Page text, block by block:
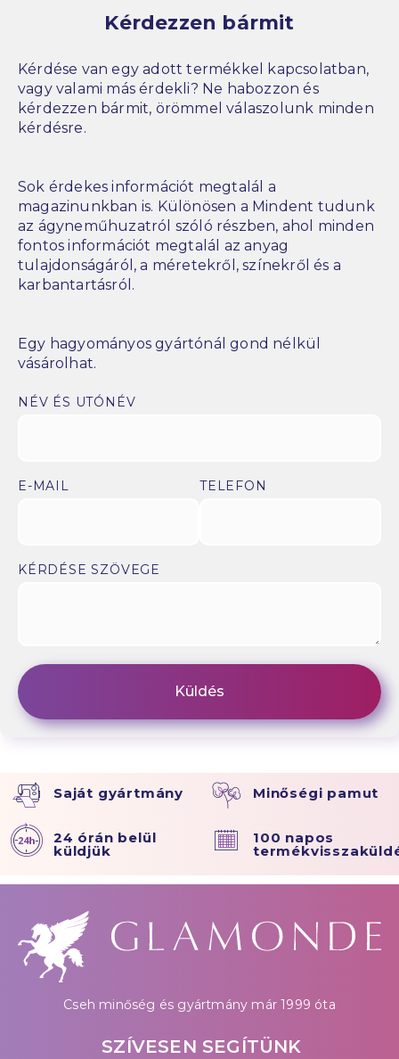
Kérdezzen bármit
Kérdése van egy adott termékkel kapcsolatban,
vagy valami más érdekli? Ne habozzon és
kérdezzen bármit, örömmel válaszolunk minden
kérdésre.
Sok érdekes információt megtalál a
magazinunkban is. Különösen a Mindent tudunk
az ágyneműhuzatról szóló részben, ahol minden
fontos információt megtalál az anyag
tulajdonságáról, a méretekről, színekről és a
karbantartásról.
Egy hagyományos gyártónál gond nélkül
vásárolhat.
NÉV ÉS UTÓNÉV
E-MAIL TELEFON
KÉRDÉSE SZÖVEGE
Saját gyártmány Minőségi pamut
24 órán belül
küldjük
100 napos
Cseh minőség és gyártmány már 1999 óta
SZÍVESEN SEGÍTÜNK